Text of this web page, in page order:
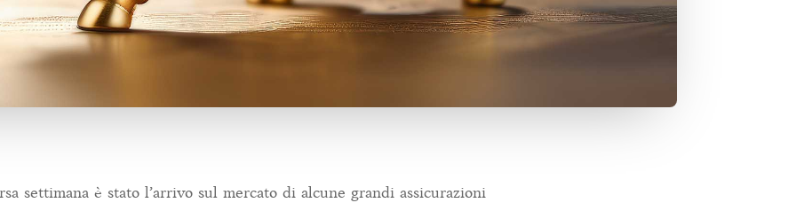
settimana è stato l’arrivo sul mercato di alcune grandi assicurazioni